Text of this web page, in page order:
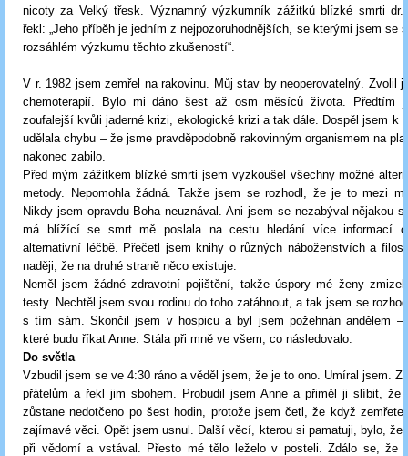
nicoty za Velký třesk. Významný výzkumník zážitků blízké smrti dr.
řekl: „Jeho příběh je jedním z nejpozoruhodnějších, se kterými jsem se
rozsáhlém výzkumu těchto zkušeností“.
V r. 1982 jsem zemřel na rakovinu. Můj stav by neoperovatelný. Zvolil
chemoterapií. Bylo mi dáno šest až osm měsíců života. Předtím
zoufalejší kvůli jaderné krizi, ekologické krizi a tak dále. Dospěl jsem k
udělala chybu – že jsme pravděpodobně rakovinným organismem na
nakonec zabilo.
Před mým zážitkem blízké smrti jsem vyzkoušel všechny možné
metody. Nepomohla žádná. Takže jsem se rozhodl, že je to mezi
Nikdy jsem opravdu Boha neuznával. Ani jsem se nezabýval nějakou
má blížící se smrt mě poslala na cestu hledání více informací
alternativní léčbě. Přečetl jsem knihy o různých náboženstvích a
naději, že na druhé straně něco existuje.
Neměl jsem žádné zdravotní pojištění, takže úspory mé ženy
testy. Nechtěl jsem svou rodinu do toho zatáhnout, a tak jsem se
s tím sám. Skončil jsem v hospicu a byl jsem požehnán andělem –
které budu říkat Anne. Stála při mně ve všem, co následovalo.
Do světla
Vzbudil jsem se ve 4:30 ráno a věděl jsem, že je to ono. Umíral jsem.
přátelům a řekl jim sbohem. Probudil jsem Anne a přiměl ji slíbit, že
zůstane nedotčeno po šest hodin, protože jsem četl, že když
zajímavé věci. Opět jsem usnul. Další věcí, kterou si pamatuji, bylo, že
při vědomí a vstával. Přesto mé tělo leželo v posteli. Zdálo se, že